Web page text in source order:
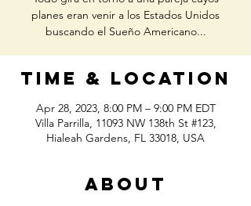
planes eran venir a los Estados Unidos
buscando el Sueño Americano...
Time & Location
Apr 28, 2023, 8:00 PM – 9:00 PM EDT
Villa Parrilla, 11093 NW 138th St #123,
Hialeah Gardens, FL 33018, USA
About